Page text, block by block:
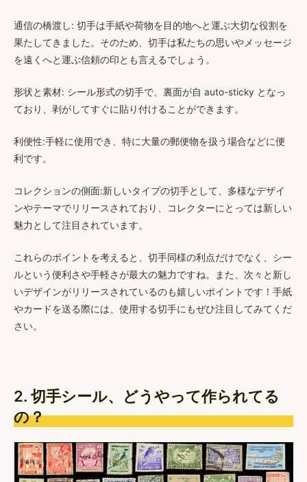
通信の橋渡し: 切手は手紙や荷物を目的地へと運ぶ大切な役割を
果たしてきました。そのため、切手は私たちの思いやメッセージ
を遠くへと運ぶ信頼の印とも言えるでしょう。
形状と素材: シール形式の切手で、裏面が自 auto-sticky となっ
ており、剥がしてすぐに貼り付けることができます。
利便性:手軽に使用でき、特に大量の郵便物を扱う場合などに便
利です。
コレクションの側面:新しいタイプの切手として、多様なデザイ
ンやテーマでリリースされており、コレクターにとっては新しい
魅力として注目されています。
これらのポイントを考えると、切手同様の利点だけでなく、シー
ルという便利さや手軽さが最大の魅力ですね。また、次々と新し
いデザインがリリースされているのも嬉しいポイントです！手紙
やカードを送る際には、使用する切手にもぜひ注目してみてくだ
さい。
2. 切手シール、どうやって作られてる
の？